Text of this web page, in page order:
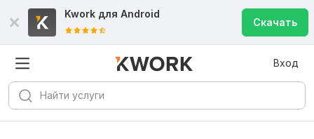
Kwork для Android
Скачать
Вход